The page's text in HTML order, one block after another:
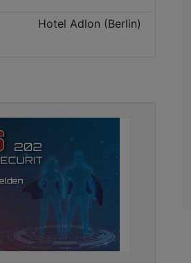
Hotel Adlon (Berlin)